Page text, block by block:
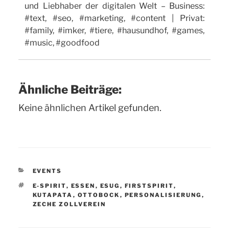
und Liebhaber der digitalen Welt – Business:
#text, #seo, #marketing, #content | Privat:
#family, #imker, #tiere, #hausundhof, #games,
#music, #goodfood
Ähnliche Beiträge:
Keine ähnlichen Artikel gefunden.
KATEGORIEN
EVENTS
SCHLAGWÖRTER
E-SPIRIT, ESSEN , ESUG , FIRSTSPIRIT,
KUTAPATA , OTTOBOCK , PERSONALISIERUNG ,
ZECHE ZOLLVEREIN